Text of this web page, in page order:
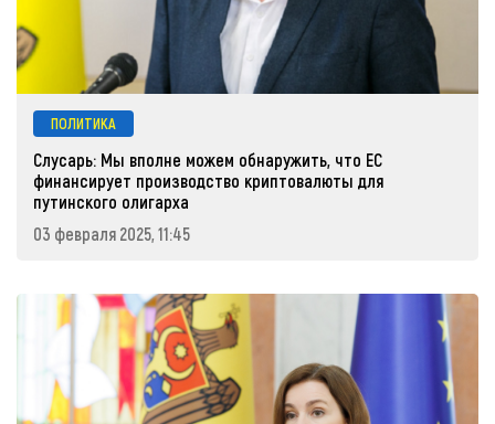
ПОЛИТИКА
Слусарь: Мы вполне можем обнаружить, что ЕС
финансирует производство криптовалюты для
путинского олигарха
03 февраля 2025, 11:45